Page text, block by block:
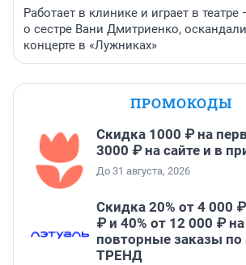
Работает в клинике и играет в
о сестре Вани Дмитриенко,
концерте в «Лужниках»
ПРОМОКОДЫ
Скидка 1000 ₽ на
3000 ₽ на сайте и в
До 31 августа, 2026
Скидка 20% от 4 000
₽ и 40% от 12 000 ₽
повторные заказы
ТРЕНД